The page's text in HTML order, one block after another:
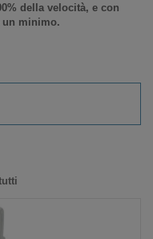
della velocità, e con
minimo.